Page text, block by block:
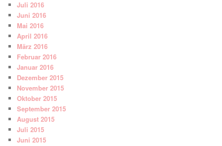
Juli 2016
Juni 2016
Mai 2016
April 2016
März 2016
Februar 2016
Januar 2016
Dezember 2015
November 2015
Oktober 2015
September 2015
August 2015
Juli 2015
Juni 2015